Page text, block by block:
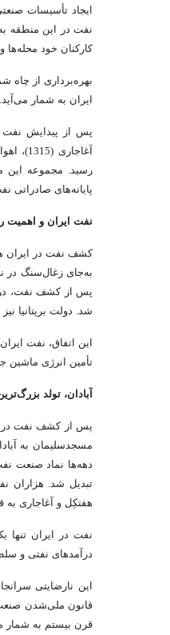
ایجاد تأسیسات
نفت در این منطقه
کارکنان خود
ایران به شمار می‌آید.
رسید. مجموعه این
پایانه‌های
نفت ایران و اهمیت
کشف نفت در ایران
به‌جای زغال‌سنگ در
پس از کشف نفت، در سال 1909 شرکت
شد. دولت بریتانیا
این اتفاق، نفت
تأمین انرژی ماشین
آبادان، تولد
پس از کشف نفت در
مسجدسلیمان به
دهه‌ها نماد صنعت
تبدیل شد. هزاران
هفتکِل و آغاجاری به
نفت در ایران تنها
درآمدهای نفتی و
قانون ملی‌شدن
قرن بیستم به شمار